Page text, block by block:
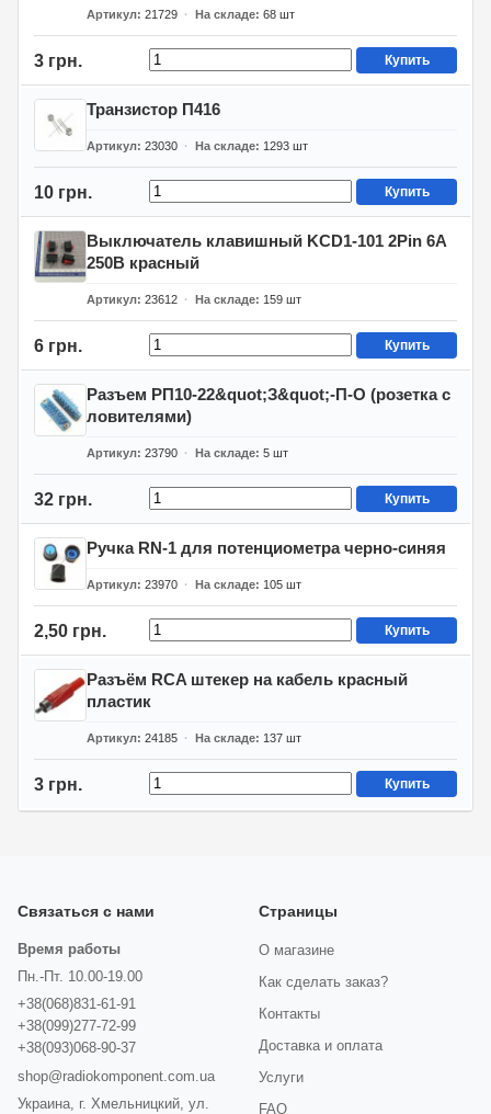
Артикул 21729 На складе 68 шт
3 грн. Купить
Транзистор П416
Артикул 23030 На складе 1293 шт
10 грн. Купить
Выключатель клавишный KCD1-101 2Pin 6A
250В красный
Артикул 23612 На складе 159 шт
6 грн. Купить
Разъем РП10-22&quot;З&quot;-П-О (розетка с
ловителями)
Артикул 23790 На складе 5 шт
32 грн. Купить
Ручка RN-1 для потенциометра черно-синяя
Артикул 23970 На складе 105 шт
2,50 грн. Купить
Разъём RCA штекер на кабель красный
пластик
Артикул 24185 На складе 137 шт
3 грн. Купить
Связаться с нами
Время работы
Пн.-Пт. 10.00-19.00
+38(068)831-61-91
+38(099)277-72-99
+38(093)068-90-37
shop@radiokomponent.com.ua
Украина, г. Хмельницкий, ул.
Страницы
О магазине
Как сделать заказ?
Контакты
Доставка и оплата
Услуги
FAQ